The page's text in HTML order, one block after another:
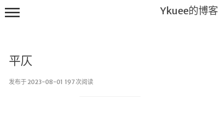
平仄
发布于 2023-08-01 197 次阅读
Ykuee的博客